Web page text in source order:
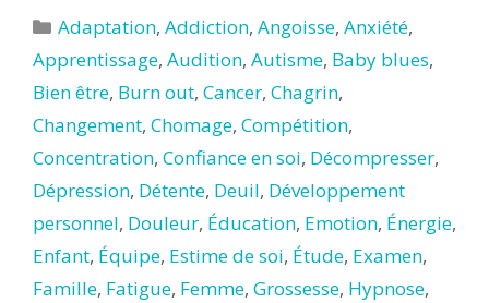
Catégories
Adaptation,Addiction,Angoisse,Anxiété,
Apprentissage, Audition, Autisme, Baby blues,
Bien être, Burn out, Cancer, Chagrin,
Changement, Chomage, Compétition,
Concentration, Confiance en soi, Décompresser,
Dépression, Détente, Deuil, Développement
personnel, Douleur, Éducation, Emotion, Énergie,
Enfant, Équipe, Estime de soi, Étude, Examen,
Famille, Fatigue, Femme, Grossesse, Hypnose,